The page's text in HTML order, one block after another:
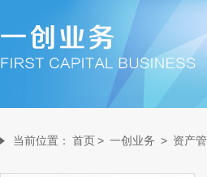
当前位置： 首页> 一创业务 > 资产